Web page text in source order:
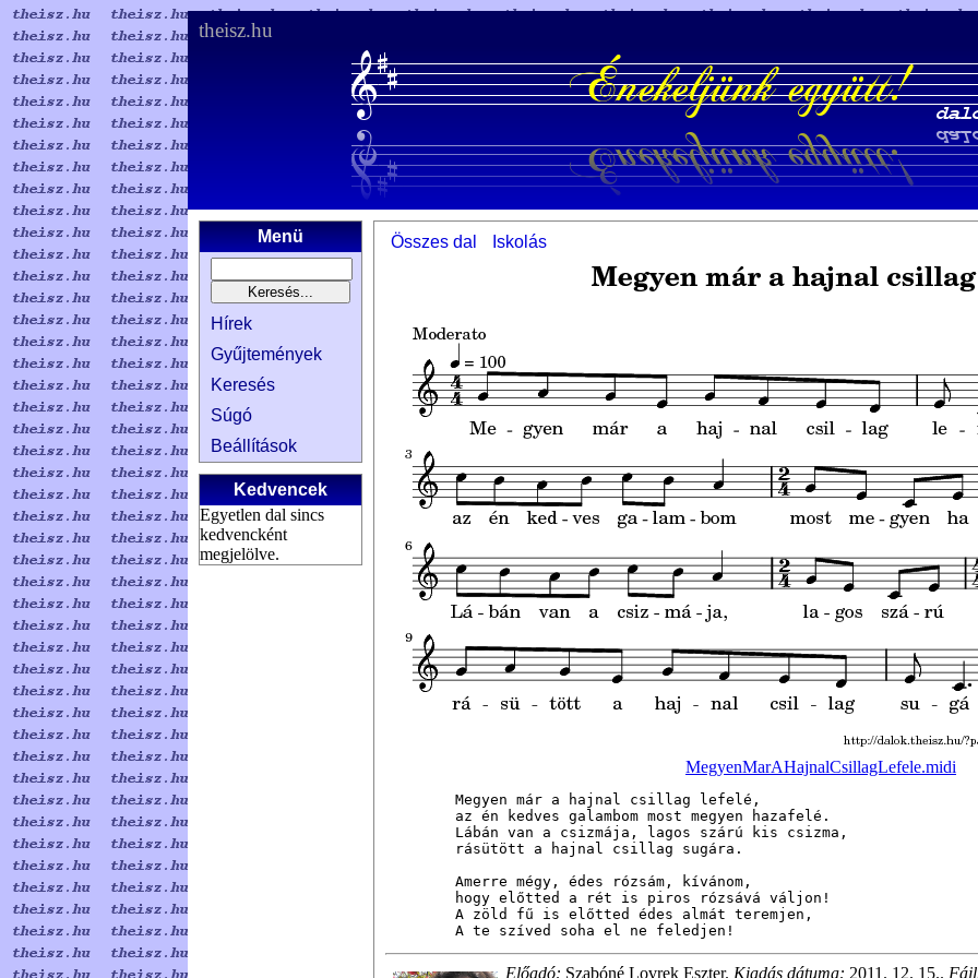
theisz.hu
Menü
Hírek
Gyűjtemények
Keresés
Súgó
Beállítások
Kedvencek
Egyetlen dal sincs
kedvencként
megjelölve.
Összes dal Iskolás
MegyenMarAHajnalCsillagLefele.midi
Megyen már a hajnal csillag lefelé,
az én kedves galambom most megyen hazafelé.
Lábán van a csizmája, lagos szárú kis csizma,
rásütött a hajnal csillag sugára.
Amerre mégy, édes rózsám, kívánom,
hogy előtted a rét is piros rózsává váljon!
A zöld fű is előtted édes almát teremjen,
A te szíved soha el ne feledjen!
Előadó: Szabóné Lovrek Eszter. Kiadás dátuma: 2011. 12. 15..